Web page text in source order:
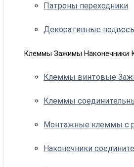
Патроны переходники
Декоративные
Клеммы Зажимы Наконечники
Клеммы винтовые
Клеммы
Монтажные клеммы с
Наконечники